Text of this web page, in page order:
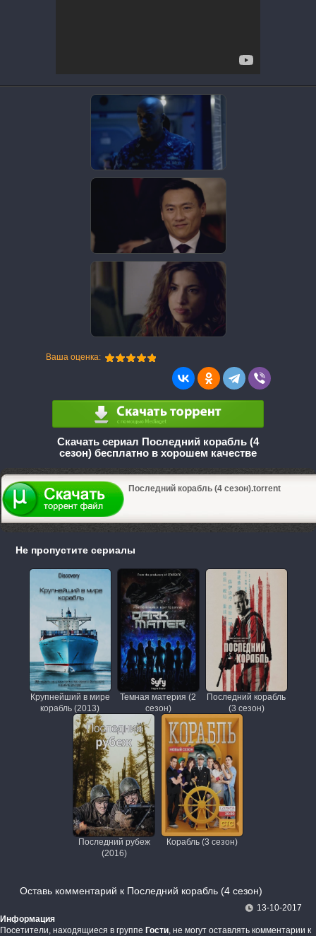
Ваша оценка:
Скачать сериал Последний корабль (4
сезон) бесплатно в хорошем качестве
Последний корабль (4 сезон).torrent
Не пропустите сериалы
Крупнейший в мире
корабль (2013)
Темная материя (2
сезон)
Последний корабль
(3 сезон)
Последний рубеж
(2016)
Корабль (3 сезон)
Оставь комментарий к Последний корабль (4 сезон)
13-10-2017
Информация
Посетители, находящиеся в группе Гости , не могут оставлять комментарии к